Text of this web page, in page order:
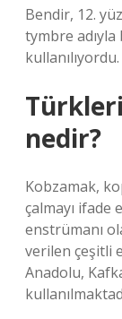
Bendir, 12.
tymbre adıyla
kullanılıyordu.
nedir?
Kobzamak,
çalmayı ifade
enstrümanı
verilen çeşitli
Anadolu,